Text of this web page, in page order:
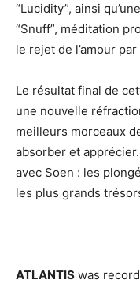
“Lucidity”, ainsi
“Snuff”, méditation
le rejet de l’amour
Le résultat final de
une nouvelle
meilleurs morceaux
absorber et
avec Soen : les
les plus grands
ATLANTIS was